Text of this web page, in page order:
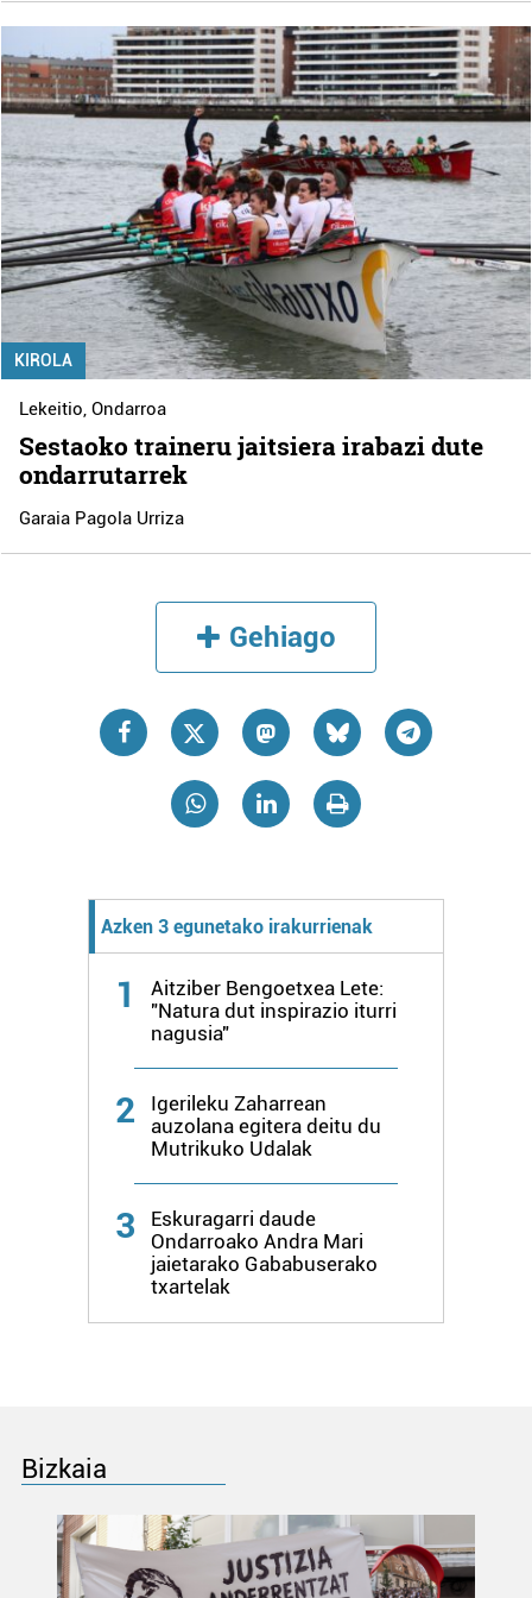
buruzko informazio gehiago eta ezarri zure lehentasunak
datuen atalean. Edozein unetan alda edo ken dezakezu
zure baimena Cookieen adierazpenean.
Webgune honek cookie propioak eta hirugarrenen cookie-
fitxategiak erabiltzen ditu. Zure esperientzia eta
zerbitzuak hobetzeko asmoz, cookie teknologiaz
baliatzen gara. Ohar hau onartuz gero, teknologia hori
erabiltzeko baimen esplizitua ematen diguzu.Gehiago
irakurri
KIROLA
Lekeitio,Ondarroa
Sestaoko traineru jaitsiera irabazi dute
ondarrutarrek
Garaia Pagola Urriza
Gehiago
Azken 3 egunetako irakurrienak
1
Aitziber Bengoetxea Lete:
"Natura dut inspirazio iturri
nagusia"
2
Igerileku Zaharrean
auzolana egitera deitu du
Mutrikuko Udalak
3
Eskuragarri daude
Ondarroako Andra Mari
jaietarako Gababuserako
txartelak
Bizkaia